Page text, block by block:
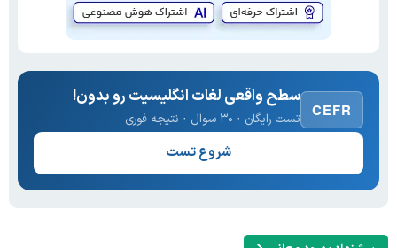
CEFR
سطح واقعی لغات انگلیسیت رو بدون!
تست رایگان · ۳۰ سوال · نتیجه فوری
شروع تست